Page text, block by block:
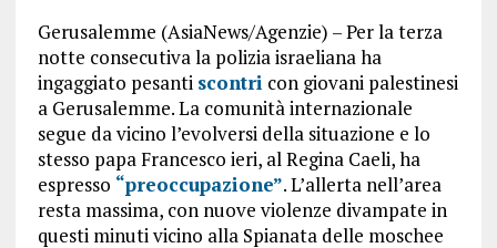
Gerusalemme (AsiaNews/Agenzie) – Per la terza
notte consecutiva la polizia israeliana ha
ingaggiato pesanti scontri con giovani palestinesi
a Gerusalemme. La comunità internazionale
segue da vicino l’evolversi della situazione e lo
stesso papa Francesco ieri, al Regina Caeli, ha
espresso “preoccupazione”. L’allerta nell’area
resta massima, con nuove violenze divampate in
questi minuti vicino alla Spianata delle moschee